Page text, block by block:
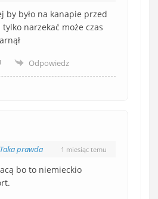
by było na kanapie przed
narzekać może czas
Odpowiedz
Taka prawda 1 miesiąc temu
bo to niemieckio